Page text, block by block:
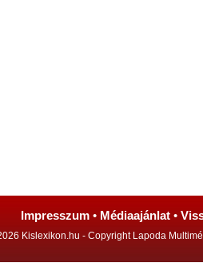
Impresszum • Médiaajánlat •
Kislexikon.hu - Copyright Lapoda